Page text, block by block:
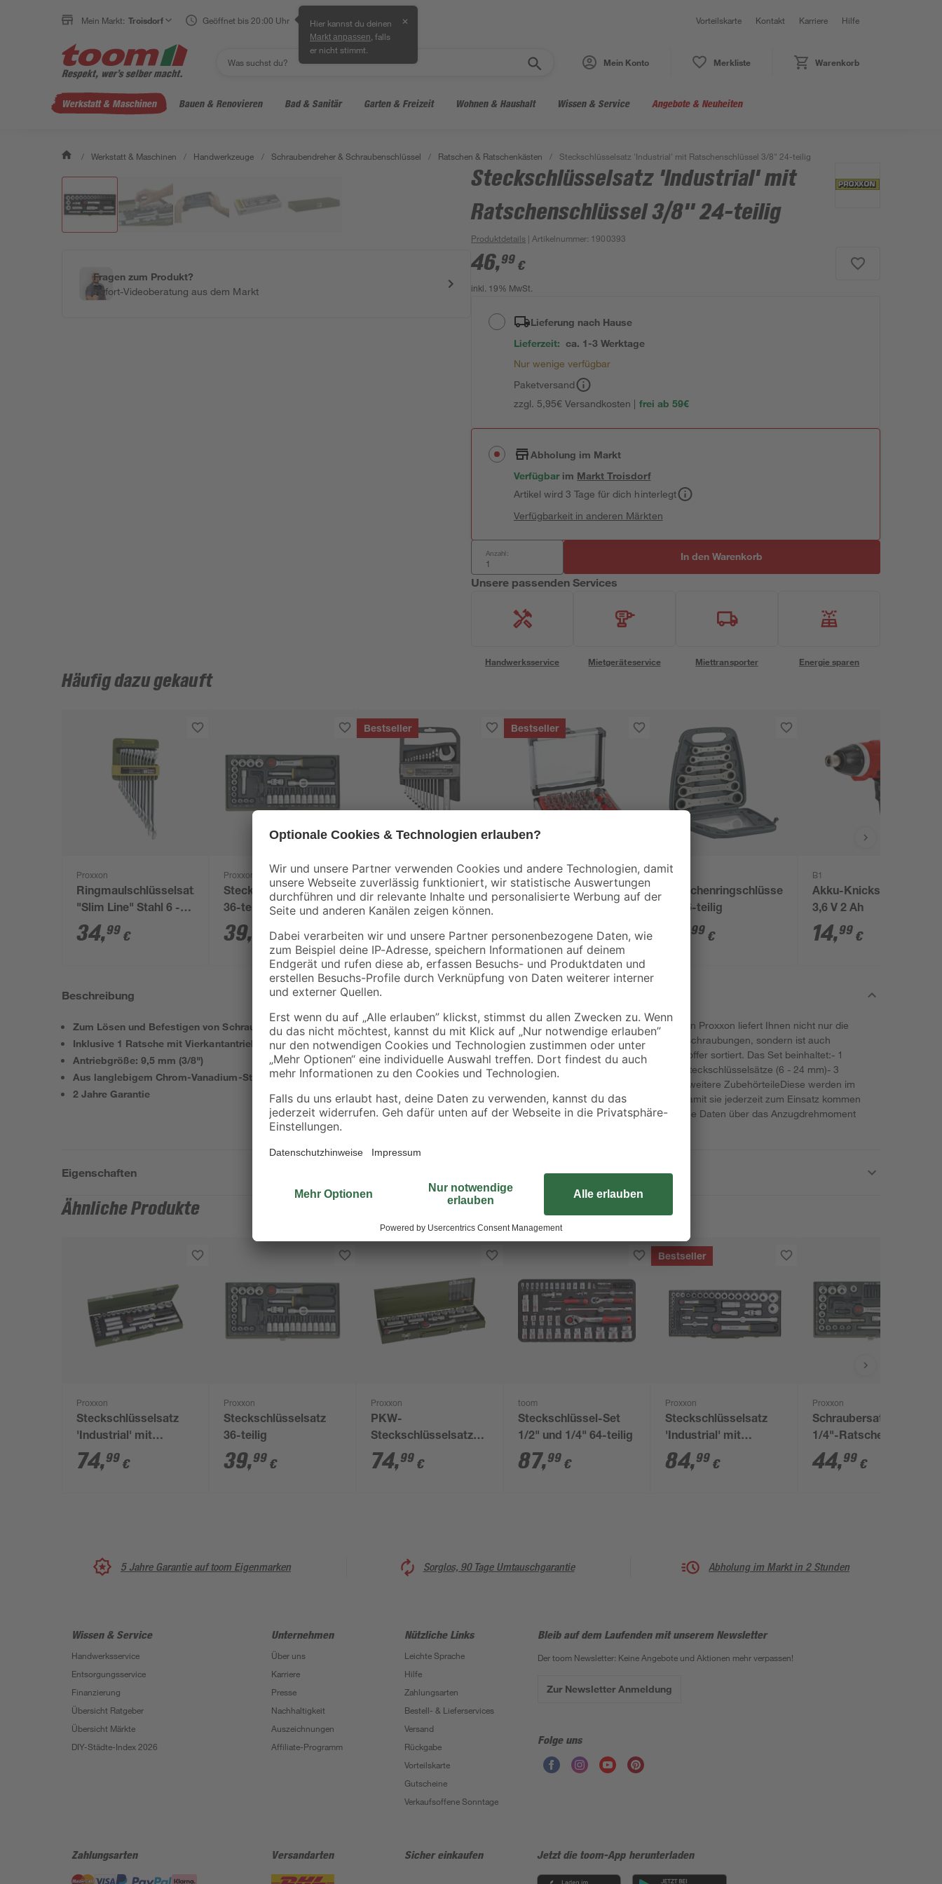
Mein Markt: Troisdorf Geöffnet bis 20:00 Uhr Hier kannst du deinen
Markt anpassen , falls
er nicht stimmt.
✕ Vorteilskarte Kontakt Karriere Hilfe
Mein Konto Merkliste Warenkorb
Werkstatt & Maschinen Bauen & Renovieren Bad & Sanitär Garten & Freizeit Wohnen & Haushalt Wissen & Service Angebote & Neuheiten
/ Werkstatt & Maschinen / Handwerkzeuge / Schraubendreher & Schraubenschlüssel / Ratschen & Ratschenkästen / Steckschlüsselsatz 'Industrial' mit Ratschenschlüssel 3/8" 24-teilig
Fragen zum Produkt?
Sofort-Videoberatung aus dem Markt
Steckschlüsselsatz 'Industrial' mit
Ratschenschlüssel 3/8" 24-teilig
Produktdetails | Artikelnummer: 1900393
46,99 €
inkl. 19% MwSt.
Lieferung nach Hause
Lieferzeit: ca. 1-3 Werktage
Nur wenige verfügbar
Paketversand
zzgl. 5,95€ Versandkosten | frei ab 59€
Abholung im Markt
Verfügbar im MarktTroisdorf
Artikel wird 3 Tage für dich hinterlegt
Verfügbarkeit in anderen Märkten
Anzahl: In den Warenkorb
Unsere passenden Services
Handwerksservice Mietgeräteservice Miettransporter Energie sparen
Häufig dazu gekauft
Proxxon
Ringmaulschlüsselsatz
"Slim Line" Stahl 6 -
19 mm 12-teilig
34,99 €
Proxxon
Steckschlüsselsatz
36-teilig
39, €
Bestseller
Ringmaulschlüssel-
Set 12-teilig
21,99€
Bestseller
toom
Bit-Set 55-teilig
18,99€
Ratschenringschlüssel-
Set 6-teilig
99 €
B1
Akku-Knickschrauber
3,6 V 2 Ah
14,99 €
Beschreibung
Zum Lösen und Befestigen von Schrauben
Inklusive 1 Ratsche mit Vierkantantrieb
Antriebgröße: 9,5 mm (3/8")
Aus langlebigem Chrom-Vanadium-Stahl
2 Jahre Garantie
Der kompakte "Industrial"-Steckschlüsselsatz von Proxxon liefert Ihnen nicht nur die
passenden Werkzeuge zum Bearbeiten von Verschraubungen, sondern ist auch
übersichtlich und entsprechend beschriftet im Koffer sortiert. Das Set beinhaltet:- 1
Umschaltratsche der Größe 9,5 mm (3/8")- 16 Steckschlüsselsätze (6 - 24 mm)- 3
Zündkerzen-Spezialeinsätze (16, 18, 21 mm)- 5 weitere ZubehörteileDiese werden im
pulverbeschichteten Stahlkasten transportiert, damit sie jederzeit zum Einsatz kommen
können. Am Kastendeckel befinden sich hilfreiche Daten über das Anzugdrehmoment
Eigenschaften
Ähnliche Produkte
Proxxon
Steckschlüsselsatz
'Industrial' mit
Ratschenschlüssel
1/2" 29-teilig
74,99 €
Proxxon
Steckschlüsselsatz
36-teilig
39,99 €
Proxxon
PKW-
Steckschlüsselsatz
'Industrial' mit
Ratschenschlüssel
74,99 €
toom
Steckschlüssel-Set
1/2" und 1/4" 64-teilig
87,99 €
Bestseller
Proxxon
Steckschlüsselsatz
'Industrial' mit
Ratschenschlüssel
1/4" x 1/2" 56-teilig
84,99 €
Proxxon
Schraubersatz mit
1/4"-Ratsche und
Magnethalter
44,99 €
5 Jahre Garantie auf toom Eigenmarken Sorglos, 90 Tage Umtauschgarantie Abholung im Markt in 2 Stunden
Wissen & Service
Handwerksservice
Entsorgungsservice
Finanzierung
Übersicht Ratgeber
Übersicht Märkte
DIY-Städte-Index 2026
Unternehmen
Über uns
Karriere
Presse
Nachhaltigkeit
Auszeichnungen
Affiliate-Programm
Nützliche Links
Leichte Sprache
Hilfe
Zahlungsarten
Bestell- & Lieferservices
Versand
Rückgabe
Vorteilskarte
Gutscheine
Verkaufsoffene Sonntage
Bleib auf dem Laufenden mit unserem Newsletter
Der toom Newsletter: Keine Angebote und Aktionen mehr verpassen!
Zur Newsletter Anmeldung
Folge uns
Zahlungsarten Versandarten Sicher einkaufen Jetzt die toom-App herunterladen